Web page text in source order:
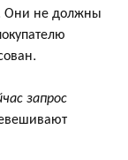
Они не должны
запрос